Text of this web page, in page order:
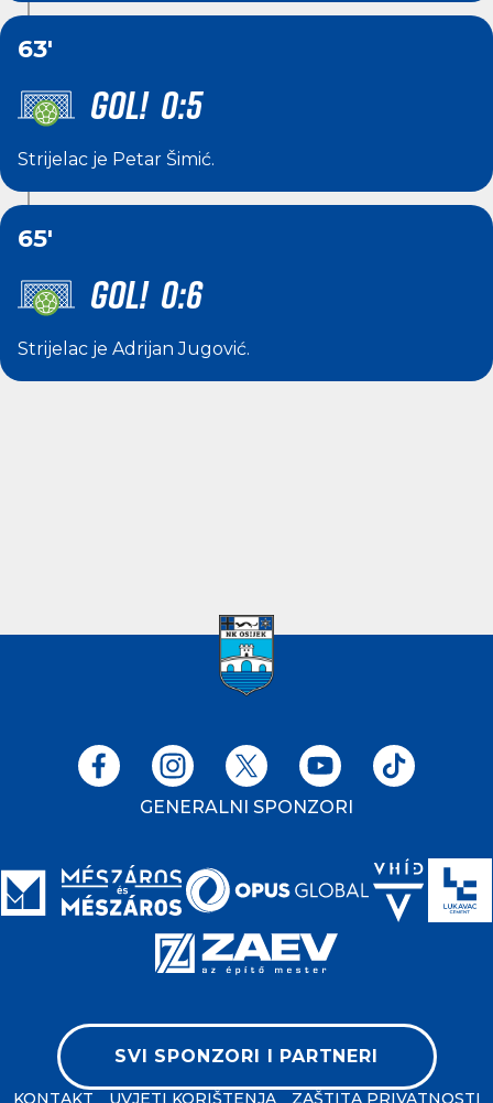
63'
GOL! 0:5
Strijelac je Petar Šimić.
65'
GOL! 0:6
Strijelac je Adrijan Jugović.
GENERALNI SPONZORI
SVI SPONZORI I PARTNERI
KONTAKT UVJETI KORIŠTENJA ZAŠTITA PRIVATNOSTI